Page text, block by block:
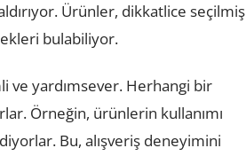
Ürünler, dikkatlice seçilmiş
bulabiliyor.
ve yardımsever. Herhangi bir
Örneğin, ürünlerin kullanımı
Bu, alışveriş deneyimini